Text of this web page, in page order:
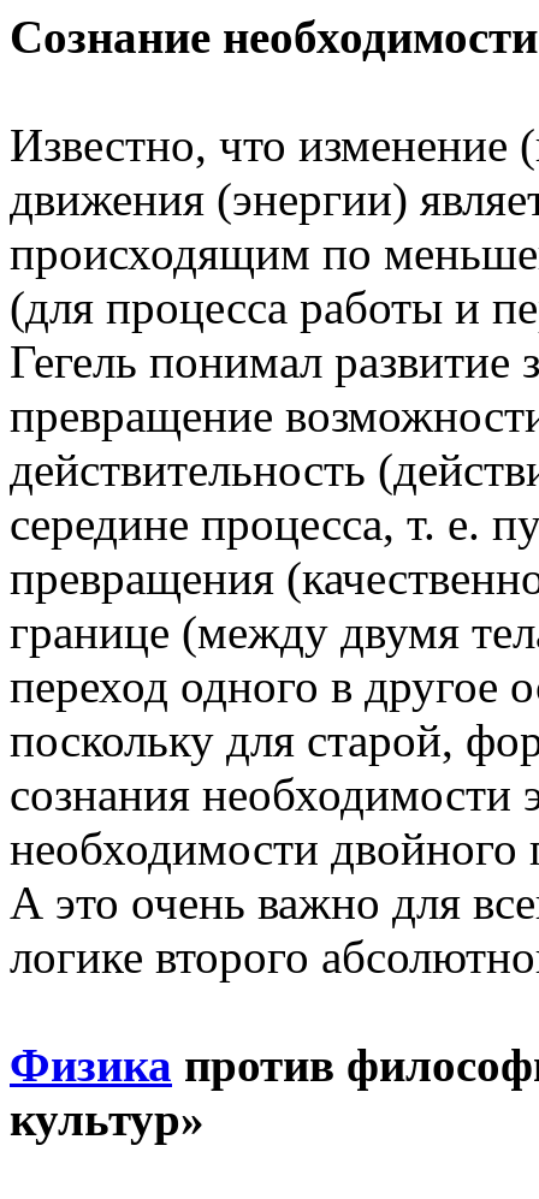
Сознание
Известно, что
движения (энергии)
происходящим по
(для процесса работы и
Гегель понимал
превращение
действительность
середине процесса, т. е.
превращения
границе (между двумя
переход одного в другое
поскольку для старой,
сознания необходимости
необходимости двойного
А это очень важно для
логике второго
Физика против
культур»